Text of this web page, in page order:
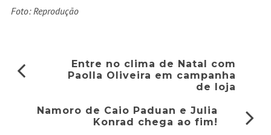
Foto: Reprodução
Entre no clima de Natal com
Paolla Oliveira em campanha
de loja
Namoro de Caio Paduan e Julia
Konrad chega ao fim!